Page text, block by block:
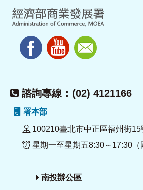
諮詢專線：(02) 4121166
署本部
100210臺北市中正區福州街15
星期一至星期五8:30～17:30（
南投辦公區